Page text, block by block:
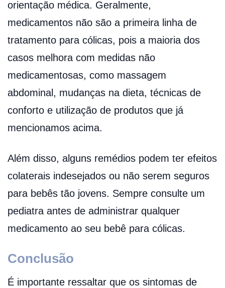
orientação médica. Geralmente,
medicamentos não são a primeira linha de
tratamento para cólicas, pois a maioria dos
casos melhora com medidas não
medicamentosas, como massagem
abdominal, mudanças na dieta, técnicas de
conforto e utilização de produtos que já
mencionamos acima.
Além disso, alguns remédios podem ter efeitos
colaterais indesejados ou não serem seguros
para bebês tão jovens. Sempre consulte um
pediatra antes de administrar qualquer
medicamento ao seu bebê para cólicas.
Conclusão
É importante ressaltar que os sintomas de